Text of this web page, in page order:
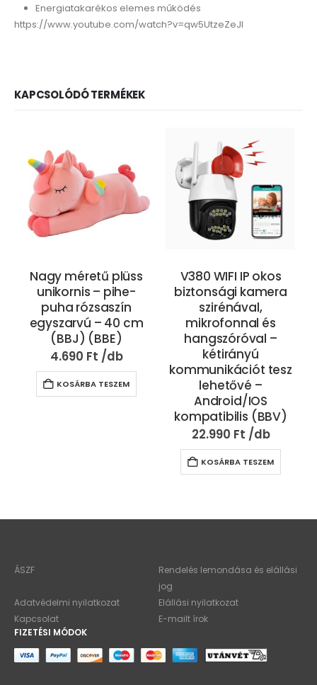
Energiatakarékos elemes működés
https://www.youtube.com/watch?v=qw5UtzeZeJI
KAPCSOLÓDÓ TERMÉKEK
Nagy méretű plüss
unikornis – pihe-
puha rózsaszín
egyszarvú – 40 cm
(BBJ) (BBE)
4.690 Ft
KOSÁRBA TESZEM
V380 WIFI IP okos
biztonsági kamera
szirénával,
mikrofonnal és
hangszóróval –
kétirányú
kommunikációt tesz
lehetővé –
Android/IOS
kompatibilis (BBV)
22.990 Ft
KOSÁRBA TESZEM
ÁSZF
Rendelés lemondása és elállási
jog
Adatvédelmi nyilatkozat
Elállási nyilatkozat
Kapcsolat
E-mailt írok
FIZETÉSI MÓDOK